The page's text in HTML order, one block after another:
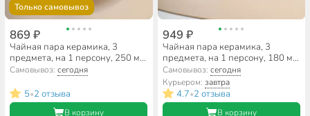
Только самовывоз
869 ₽
Чайная пара керамика, 3
предмета, на 1 персону, 250 мл,
Перламутр омбре, B060510, в
ассортименте
Самовывоз:сегодня
5•2 отзыва
В корзину
949 ₽
Чайная пара керамика, 3
предмета, на 1 персону, 180 мл,
Вертикаль, B010408, в
ассортименте
Самовывоз: сегодня
Курьером: завтра
4.7•2 отзыва
В корзину